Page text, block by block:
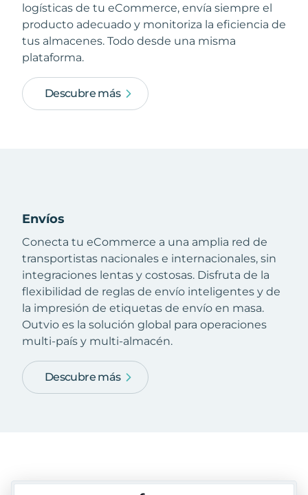
logísticas de tu eCommerce, envía siempre el
producto adecuado y monitoriza la eficiencia de
tus almacenes. Todo desde una misma
plataforma.
Descubre más
Envíos
Conecta tu eCommerce a una amplia red de
transportistas nacionales e internacionales, sin
integraciones lentas y costosas. Disfruta de la
flexibilidad de reglas de envío inteligentes y de
la impresión de etiquetas de envío en masa.
Outvio es la solución global para operaciones
multi-país y multi-almacén.
Descubre más